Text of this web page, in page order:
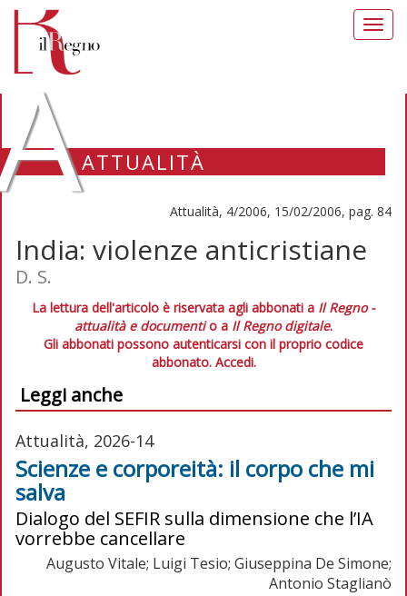
ATTUALITÀ
Attualità, 4/2006, 15/02/2006, pag. 84
India: violenze anticristiane
D. S.
La lettura dell'articolo è riservata agli abbonati a Il Regno -
attualità e documentio a Il Regno digitale.
Gli abbonati possono autenticarsi con il proprio codice
abbonato. Accedi.
Leggi anche
Attualità, 2026-14
Scienze e corporeità: il corpo che mi
salva
Dialogo del SEFIR sulla dimensione che l’IA
vorrebbe cancellare
Augusto Vitale; Luigi Tesio; Giuseppina De Simone;
Antonio Staglianò